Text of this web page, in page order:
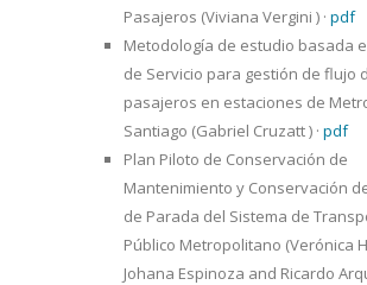
Pasajeros (Viviana Vergini ) · pdf
Metodología de estudio basada
de Servicio para gestión de flujo
pasajeros en estaciones de
Santiago (Gabriel Cruzatt ) · pdf
Plan Piloto de Conservación de
Mantenimiento y Conservación
de Parada del Sistema de
Público Metropolitano (Verónica
Johana Espinoza and Ricardo